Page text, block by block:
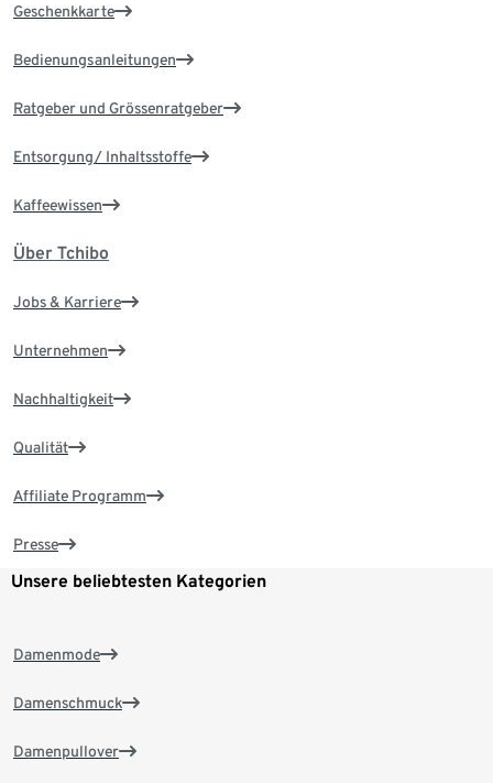
Geschenkkarte
Bedienungsanleitungen
Ratgeber und Grössenratgeber
Entsorgung/ Inhaltsstoffe
Kaffeewissen
Über Tchibo
Jobs & Karriere
Unternehmen
Nachhaltigkeit
Qualität
Affiliate Programm
Presse
Unsere beliebtesten Kategorien
Damenmode
Damenschmuck
Damenpullover